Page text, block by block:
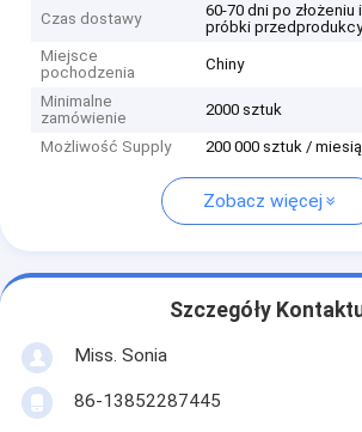
Czas dostawy
60-70 dni po
próbki
Miejsce
pochodzenia
Chiny
Minimalne
zamówienie
2000 sztuk
Możliwość Supply 200 000 sztuk /
Zobacz więcej
Szczegóły
Miss. Sonia
86-13852287445